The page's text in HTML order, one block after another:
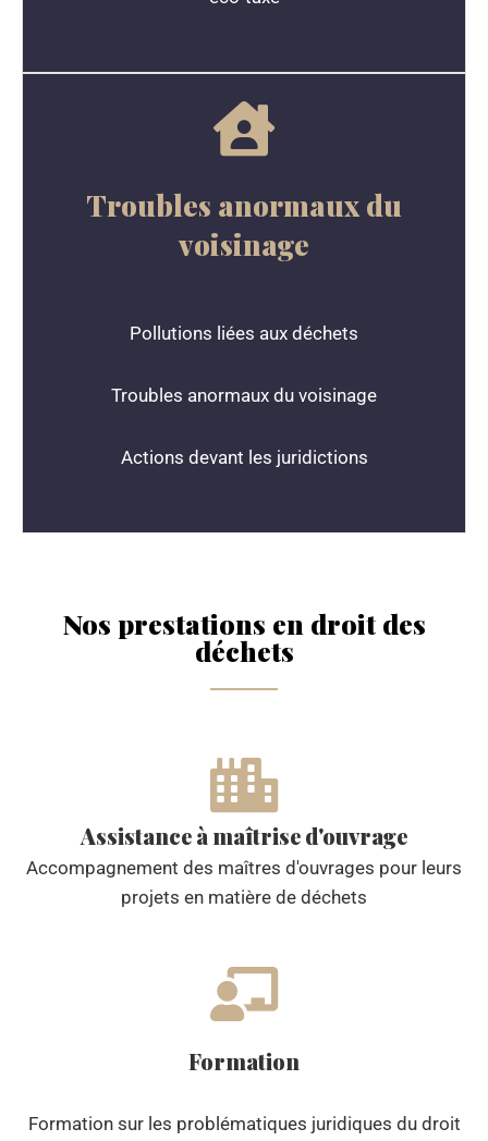
Troubles anormaux du
voisinage
Pollutions liées aux déchets
Troubles anormaux du voisinage
Actions devant les juridictions
Nos prestations en droit des
déchets
Assistance à maîtrise d'ouvrage
Accompagnement des maîtres d'ouvrages pour leurs
projets en matière de déchets
Formation
Formation sur les problématiques juridiques du droit